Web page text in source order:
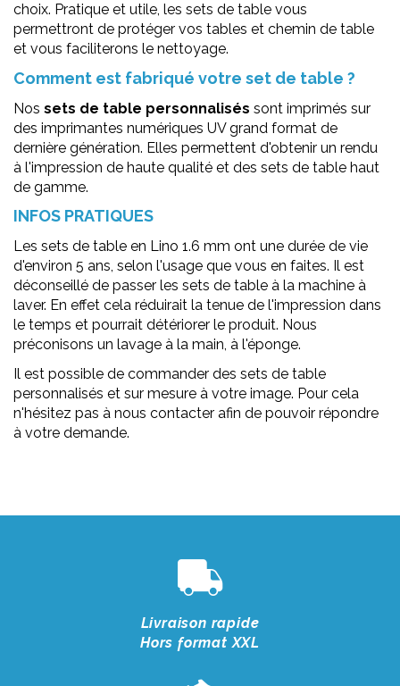
choix. Pratique et utile, les sets de table vous
permettront de protéger vos tables et chemin de table
et vous faciliterons le nettoyage.
Comment est fabriqué votre set de table ?
Nos sets de table personnalisés sont imprimés sur
des imprimantes numériques UV grand format de
dernière génération. Elles permettent d'obtenir un rendu
à l'impression de haute qualité et des sets de table haut
de gamme.
INFOS PRATIQUES
Les sets de table en Lino 1.6 mm ont une durée de vie
d'environ 5 ans, selon l'usage que vous en faites. Il est
déconseillé de passer les sets de table à la machine à
laver. En effet cela réduirait la tenue de l'impression dans
le temps et pourrait détériorer le produit. Nous
préconisons un lavage à la main, à l'éponge.
Il est possible de commander des sets de table
personnalisés et sur mesure à votre image. Pour cela
n'hésitez pas à nous contacter afin de pouvoir répondre
à votre demande.
Livraison rapide
Hors format XXL